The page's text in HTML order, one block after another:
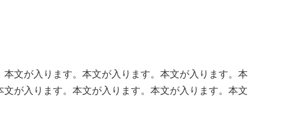
文が入ります。本文が入ります。本文が入ります。本
が入ります。本文が入ります。本文が入ります。本文